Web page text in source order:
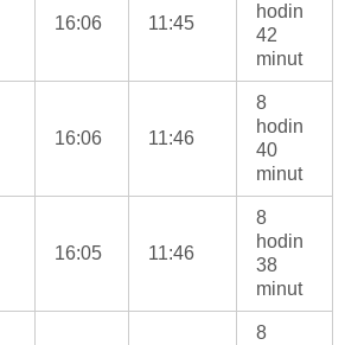
16:06 11:45
hodin
42
minut
16:06 11:46
8
hodin
40
minut
16:05 11:46
8
hodin
38
minut
8